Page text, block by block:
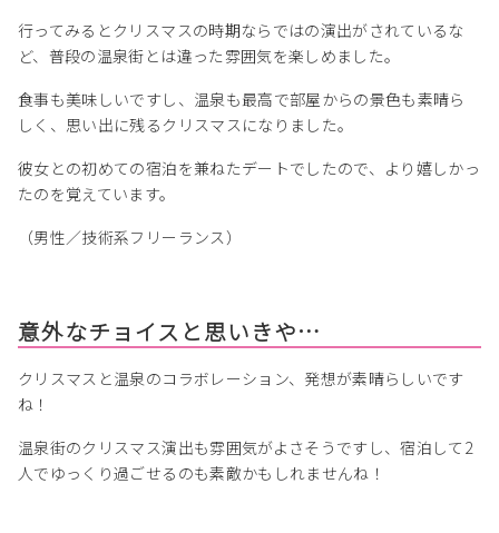
行ってみるとクリスマスの時期ならではの演出がされているな
ど、普段の温泉街とは違った雰囲気を楽しめました。
食事も美味しいですし、温泉も最高で部屋からの景色も素晴ら
しく、思い出に残るクリスマスになりました。
彼女との初めての宿泊を兼ねたデートでしたので、より嬉しかっ
たのを覚えています。
（男性／技術系フリーランス）
意外なチョイスと思いきや…
クリスマスと温泉のコラボレーション、発想が素晴らしいです
ね！
温泉街のクリスマス演出も雰囲気がよさそうですし、宿泊して2
人でゆっくり過ごせるのも素敵かもしれませんね！